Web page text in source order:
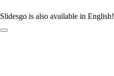
Slidesgo is also available in English!